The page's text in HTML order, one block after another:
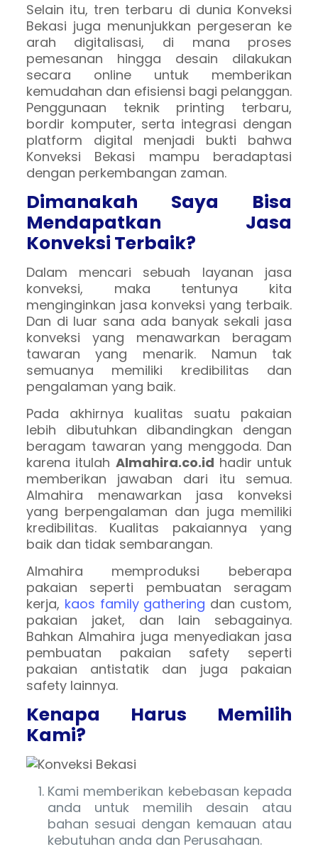
Selain itu, tren terbaru di dunia Konveksi
Bekasi juga menunjukkan pergeseran ke
arah digitalisasi, di mana proses
pemesanan hingga desain dilakukan
secara online untuk memberikan
kemudahan dan efisiensi bagi pelanggan.
Penggunaan teknik printing terbaru,
bordir komputer, serta integrasi dengan
platform digital menjadi bukti bahwa
Konveksi Bekasi mampu beradaptasi
dengan perkembangan zaman.
Dimanakah Saya Bisa
Mendapatkan Jasa
Konveksi Terbaik?
Dalam mencari sebuah layanan jasa
konveksi, maka tentunya kita
menginginkan jasa konveksi yang terbaik.
Dan di luar sana ada banyak sekali jasa
konveksi yang menawarkan beragam
tawaran yang menarik. Namun tak
semuanya memiliki kredibilitas dan
pengalaman yang baik.
Pada akhirnya kualitas suatu pakaian
lebih dibutuhkan dibandingkan dengan
beragam tawaran yang menggoda. Dan
karena itulah Almahira.co.id hadir untuk
memberikan jawaban dari itu semua.
Almahira menawarkan jasa konveksi
yang berpengalaman dan juga memiliki
kredibilitas. Kualitas pakaiannya yang
baik dan tidak sembarangan.
Almahira memproduksi beberapa
pakaian seperti pembuatan seragam
kerja, kaos family gathering dan custom,
pakaian jaket, dan lain sebagainya.
Bahkan Almahira juga menyediakan jasa
pembuatan pakaian safety seperti
pakaian antistatik dan juga pakaian
safety lainnya.
Kenapa Harus Memilih
Kami?
Kami memberikan kebebasan kepada
anda untuk memilih desain atau
bahan sesuai dengan kemauan atau
kebutuhan anda dan Perusahaan.